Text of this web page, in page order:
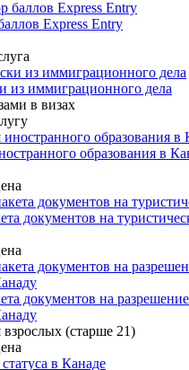
Express Entry
из иммиграционного дела
в визах
образования в
документов на
документов на
(старше 21)